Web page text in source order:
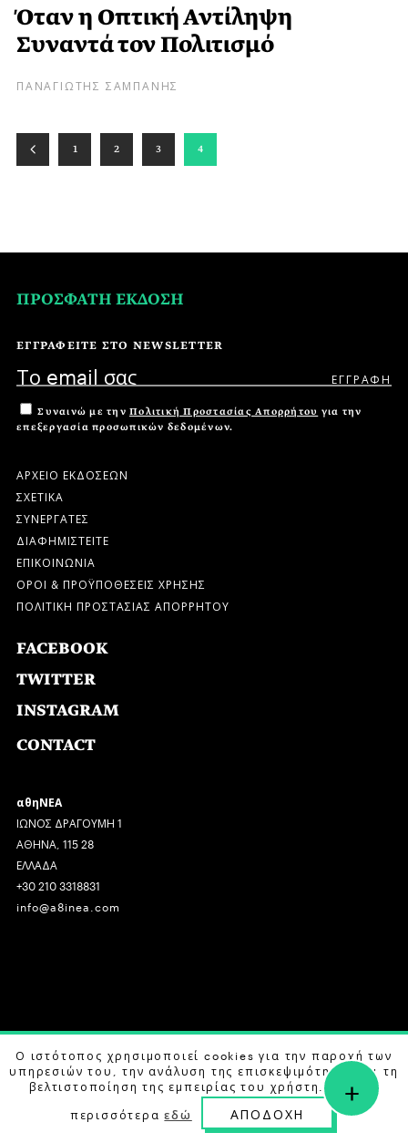
Όταν η Οπτική Αντίληψη
Συναντά τον Πολιτισμό
ΠΑΝΑΓΙΩΤΗΣ ΣΑΜΠΑΝΗΣ
1 2 3 4
ΠΡΟΣΦΑΤΗ ΕΚΔΟΣΗ
ΕΓΓΡΑΦΕΙΤΕ ΣΤΟ NEWSLETTER
Συναινώ με την Πολιτική Προστασίας Απορρήτου για την
επεξεργασία προσωπικών δεδομένων.
ΑΡΧΕΙΟ ΕΚΔΟΣΕΩΝ
ΣΧΕΤΙΚΑ
ΣΥΝΕΡΓΑΤΕΣ
ΔΙΑΦΗΜΙΣΤΕΙΤΕ
ΕΠΙΚΟΙΝΩΝΙΑ
ΟΡΟΙ & ΠΡΟΫΠΟΘΕΣΕΙΣ ΧΡΗΣΗΣ
ΠΟΛΙΤΙΚΗ ΠΡΟΣΤΑΣΙΑΣ ΑΠΟΡΡΗΤΟΥ
FACEBOOK
TWITTER
INSTAGRAM
CONTACT
αθηΝΕΑ
ΙΩΝΟΣ ΔΡΑΓΟΥΜΗ 1
ΑΘΗΝΑ, 115 28
ΕΛΛΑΔΑ
+30 210 3318831
info@a8inea.com
COPYRIGHT © 2026 αθηΝΕΑ, ALL RIGHTS RESERVED.
DESIGN BY G DESIGN STUDIO. DEVELOPED BYB LABS
Ο ιστότοπος χρησιμοποιεί cookies για την παροχή των
υπηρεσιών του, την ανάλυση της επισκεψιμότητας και τη
βελτιστοποίηση της εμπειρίας του χρήστη. Μάθετε
περισσότεραεδώ ΑΠΟΔΟΧΗ
+